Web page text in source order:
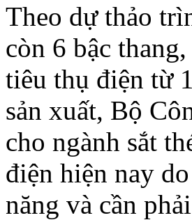
Theo dự thảo
còn 6 bậc
tiêu thụ điện từ
sản xuất, Bộ
cho ngành sắt
điện hiện nay
năng và cần